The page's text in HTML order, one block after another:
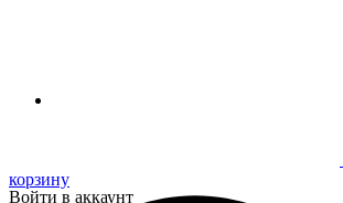
корзину
Войти в аккаунт